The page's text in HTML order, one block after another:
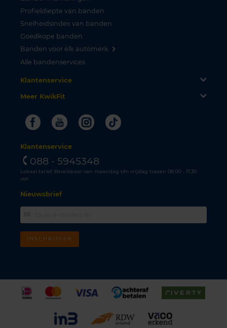
Profieldiepte van banden
Snelheidsindex van banden
Goedkope banden
Banden voor elk automerk
Alle bandenservices
Klantenservice
Meer KwikFit
FacebookYoutubeInstagram
Tiktok
Klantenservice
088 - 5945348
Lokaal tarief. Bereikbaar van maandag t/m vrijdag tussen 08.00 - 17.30
uur.
Nieuwsbrief
INSCHRIJVEN